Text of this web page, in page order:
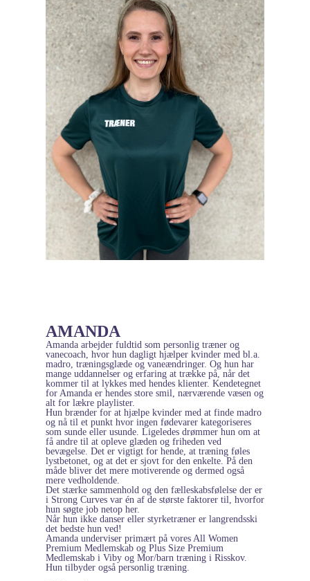
AMANDA
Amanda arbejder fuldtid som personlig træner og
vanecoach, hvor hun dagligt hjælper kvinder med bl.a.
madro, træningsglæde og vaneændringer. Og hun har
mange uddannelser og erfaring at trække på, når det
kommer til at lykkes med hendes klienter. Kendetegnet
for Amanda er hendes store smil, nærværende væsen og
alt for lækre playlister.
Hun brænder for at hjælpe kvinder med at finde madro
og nå til et punkt hvor ingen fødevarer kategoriseres
som sunde eller usunde. Ligeledes drømmer hun om at
få andre til at opleve glæden og friheden ved
bevægelse. Det er vigtigt for hende, at træning føles
lystbetonet, og at det er sjovt for den enkelte. På den
måde bliver det mere motiverende og dermed også
mere vedholdende.
Det stærke sammenhold og den fælleskabsfølelse der er
i Strong Curves var én af de største faktorer til, hvorfor
hun søgte job netop her.
Når hun ikke danser eller styrketræner er langrendsski
det bedste hun ved!
Amanda underviser primært på vores All Women
Premium Medlemskab og Plus Size Premium
Medlemskab i Viby og Mor/barn træning i Risskov.
Hun tilbyder også personlig træning.